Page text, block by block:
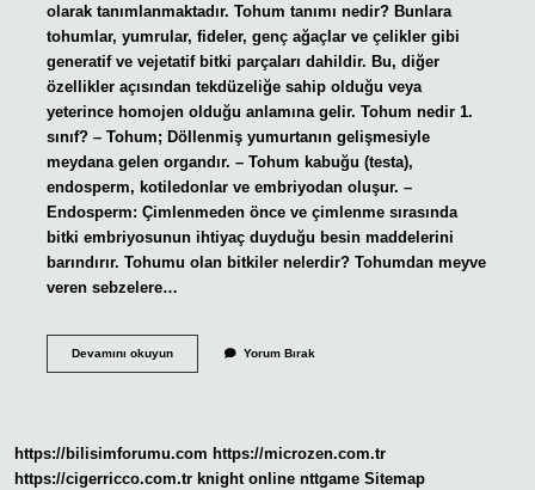
olarak tanımlanmaktadır. Tohum tanımı nedir? Bunlara
tohumlar, yumrular, fideler, genç ağaçlar ve çelikler gibi
generatif ve vejetatif bitki parçaları dahildir. Bu, diğer
özellikler açısından tekdüzeliğe sahip olduğu veya
yeterince homojen olduğu anlamına gelir. Tohum nedir 1.
sınıf? – Tohum; Döllenmiş yumurtanın gelişmesiyle
meydana gelen organdır. – Tohum kabuğu (testa),
endosperm, kotiledonlar ve embriyodan oluşur. –
Endosperm: Çimlenmeden önce ve çimlenme sırasında
bitki embriyosunun ihtiyaç duyduğu besin maddelerini
barındırır. Tohumu olan bitkiler nelerdir? Tohumdan meyve
veren sebzelere…
Devamını okuyunTohum
Yorum Bırak
https://bilisimforumu.com https://microzen.com.tr
https://cigerricco.com.tr knight online nttgame Sitemap